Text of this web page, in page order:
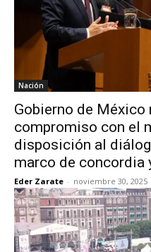
Nación
Gobierno de México
compromiso con el
disposición al
marco de concordia
Eder Zarate - noviembre 30, 2025